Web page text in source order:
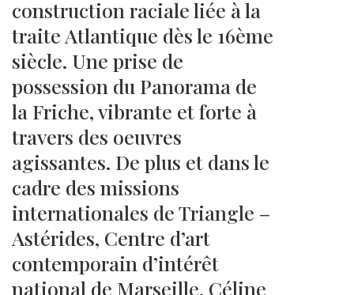
construction raciale liée à la
traite Atlantique dès le 16ème
siècle. Une prise de
possession du Panorama de
la Friche, vibrante et forte à
travers des oeuvres
agissantes. De plus et dans le
cadre des missions
internationales de Triangle –
Astérides, Centre d’art
contemporain d’intérêt
national de Marseille, Céline